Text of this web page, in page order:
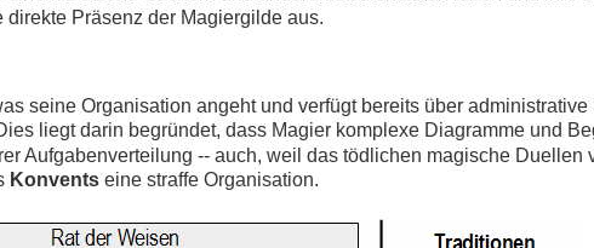
Präsenz der Magiergilde aus.
seine Organisation angeht und verfügt bereits über administrative
liegt darin begründet, dass Magier komplexe Diagramme und
Aufgabenverteilung -- auch, weil das tödlichen magische Duellen
Konventseine straffe Organisation.